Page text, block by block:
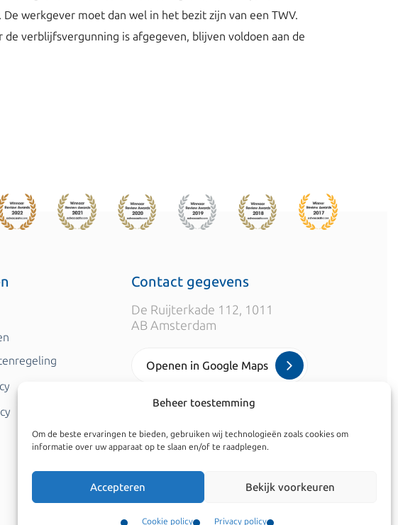
Beheer toestemming
Om de beste ervaringen te bieden, gebruiken wij technologieën zoals cookies om
informatie over uw apparaat op te slaan en/of te raadplegen.
Accepteren Bekijk voorkeuren
Cookie policy Privacy policy
werkgever moet dan wel in het bezit zijn van een TWV.
verblijfsvergunning is afgegeven, blijven voldoen aan de
Contact gegevens
De Ruijterkade 112, 1011
AB Amsterdam
Openen in Google Maps
+31 20 520 7050